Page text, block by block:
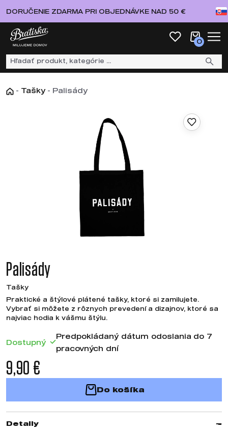
DORUČENIE ZDARMA PRI OBJEDNÁVKE NAD 50 €
0
- Tašky - Palisády
Palisády
Tašky
Praktické a štýlové plátené tašky, ktoré si zamilujete.
Vybrať si môžete z rôznych prevedení a dizajnov, ktoré sa
najviac hodia k vášmu štýlu.
Dostupný
Predpokládaný dátum odoslania do 7
pracovných dní
9,90 €
Do košíka
Detaily